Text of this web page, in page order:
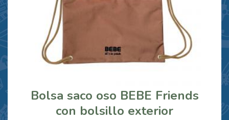
Bolsa saco oso BEBE Friends
con bolsillo exterior